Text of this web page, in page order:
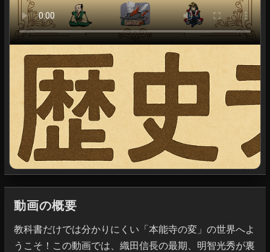
動画の概要
教科書だけでは分かりにくい「本能寺の変」の世界へよ
うこそ！この動画では、織田信長の最期、明智光秀が裏